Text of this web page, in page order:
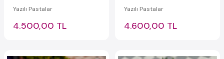
Yazılı Pastalar
4.500,00 TL
Yazılı Pastalar
4.600,00 TL